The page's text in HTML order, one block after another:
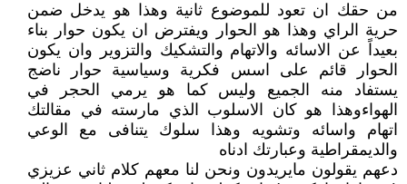
من حقك ان تعود للموضوع ثانية وهذا هو يدخل ضمن
حرية الراي وهذا هو الحوار ويفترض ان يكون حوار بناء
بعيداً عن الاسائه والاتهام والتشكيك والتزوير وان يكون
الحوار قائم على اسس فكرية وسياسية حوار ناضج
يستفاد منه الجميع وليس كما هو يرمي الحجر في
الهواءوهذا هو كان الاسلوب الذي مارسته في مقالتك
اتهام واسائه وتشويه وهذا سلوك يتنافى مع الوعي
والديمقراطية وعبارتك ادناه
دعهم يقولون مايريدون ونحن لنا معهم كلام ثاني عزيزي